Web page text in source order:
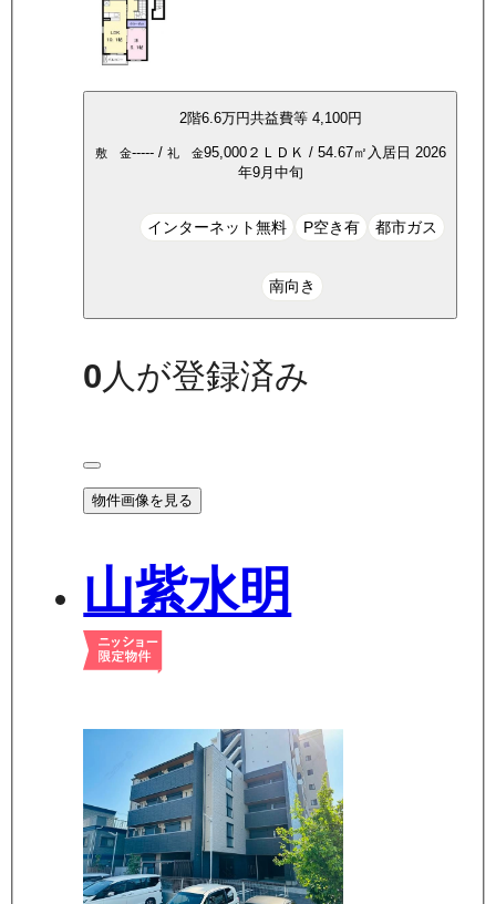
2階6.6万円共益費等 4,100円
敷 金-----/ 礼 金95,000２ＬＤＫ / 54.67㎡ 入居日 2026
年9月中旬
インターネット無料 P空き有 都市ガス
南向き
0 人が登録済み
物件画像を見る
山紫水明